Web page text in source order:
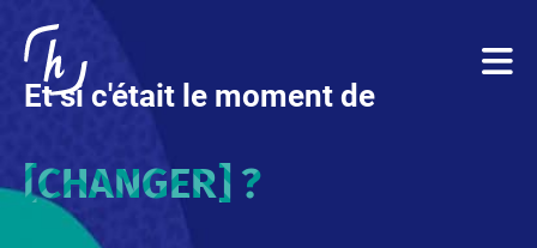
Et si c'était le moment de
[CHANGER] ?